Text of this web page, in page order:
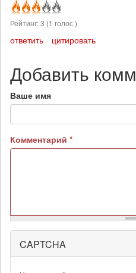
Рейтинг:3 (1 голос )
ответить цитировать
Добавить
Ваше имя
Комментарий *
Более
подробная
CAPTCHA